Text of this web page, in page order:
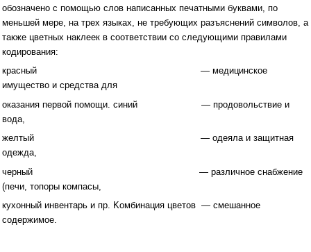
обозначено с помощью слов написанных печатными буквами, по
меньшей мере, на трех языках, не требующих разъяснений символов, а
также цветных наклеек в соответствии со следующими правилами
кодирования:
красный — медицинское
имущество и средства для
оказания первой помощи. синий — продовольствие и
вода,
желтый — одеяла и защитная
одежда,
черный — различное снабжение
(печи, топоры компасы,
кухонный инвентарь и пр. Kомбинация цветов — смешанное
содержимое.